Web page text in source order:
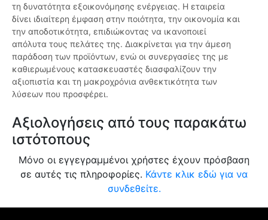
τη δυνατότητα εξοικονόμησης ενέργειας. Η εταιρεία
δίνει ιδιαίτερη έμφαση στην ποιότητα, την οικονομία και
την αποδοτικότητα, επιδιώκοντας να ικανοποιεί
απόλυτα τους πελάτες της. Διακρίνεται για την άμεση
παράδοση των προϊόντων, ενώ οι συνεργασίες της με
καθιερωμένους κατασκευαστές διασφαλίζουν την
αξιοπιστία και τη μακροχρόνια ανθεκτικότητα των
λύσεων που προσφέρει.
Αξιολογήσεις από τους παρακάτω
ιστότοπους
Μόνο οι εγγεγραμμένοι χρήστες έχουν πρόσβαση
σε αυτές τις πληροφορίες. Κάντε κλικ εδώ για να
συνδεθείτε.